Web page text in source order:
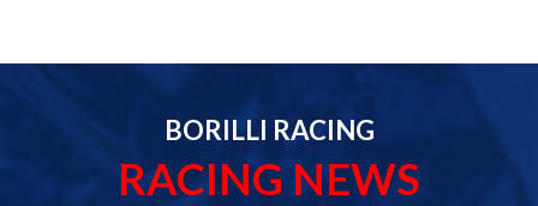
BORILLI RACING
RACING NEWS